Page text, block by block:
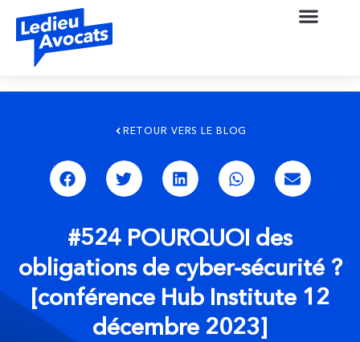
RETOUR VERS LE BLOG
#524 POURQUOI des
obligations de cyber-sécurité ?
[conférence Hub Institute 12
décembre 2023]